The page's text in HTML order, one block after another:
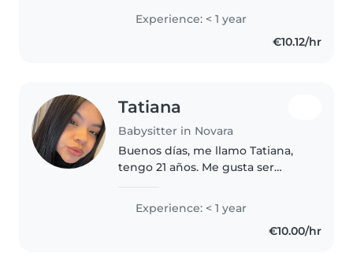
geçiriyorum. Yeni başlayan bir
Experience: < 1 year
€10.12/hr
Tatiana
Babysitter in Novara
Buenos días, me llamo Tatiana,
tengo 21 años. Me gusta ser
mucho los niños. Tengo mucha
paciencia y me encanta
interactuar con ellos. Tengo
Experience: < 1 year
€10.00/hr